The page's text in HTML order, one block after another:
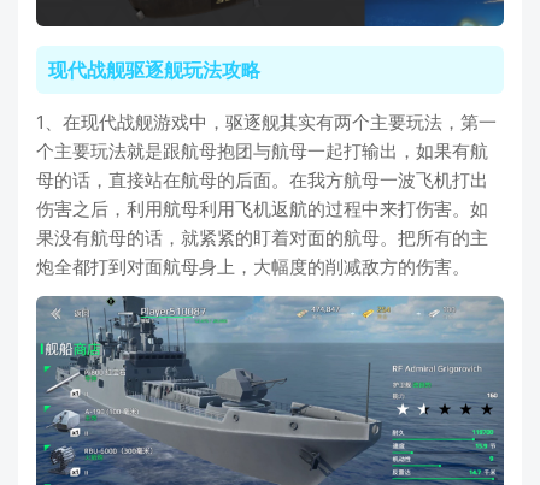
现代战舰驱逐舰玩法攻略
1、在现代战舰游戏中，驱逐舰其实有两个主要玩法，第一
个主要玩法就是跟航母抱团与航母一起打输出，如果有航
母的话，直接站在航母的后面。在我方航母一波飞机打出
伤害之后，利用航母利用飞机返航的过程中来打伤害。如
果没有航母的话，就紧紧的盯着对面的航母。把所有的主
炮全都打到对面航母身上，大幅度的削减敌方的伤害。